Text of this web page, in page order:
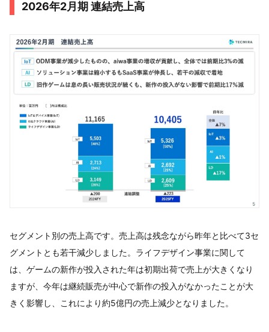
2026年2月期 連結売上高
セグメント別の売上高です。売上高は残念ながら昨年と比べて3セ
グメントとも若干減少しました。ライフデザイン事業に関して
は、ゲームの新作が投入された年は初期出荷で売上が大きくなり
ますが、今年は継続販売が中心で新作の投入がなかったことが大
きく影響し、これにより約5億円の売上減少となりました。